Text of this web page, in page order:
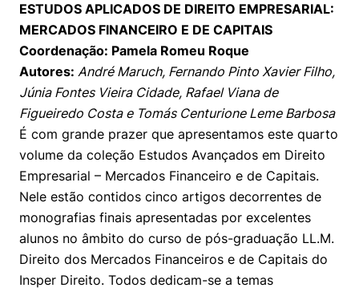
ESTUDOS APLICADOS DE DIREITO EMPRESARIAL:
MERCADOS FINANCEIRO E DE CAPITAIS
Coordenação: Pamela Romeu Roque
Autores: André Maruch, Fernando Pinto Xavier Filho,
Júnia Fontes Vieira Cidade, Rafael Viana de
Figueiredo Costa e Tomás Centurione Leme Barbosa
É com grande prazer que apresentamos este quarto
volume da coleção Estudos Avançados em Direito
Empresarial – Mercados Financeiro e de Capitais.
Nele estão contidos cinco artigos decorrentes de
monografias finais apresentadas por excelentes
alunos no âmbito do curso de pós-graduação LL.M.
Direito dos Mercados Financeiros e de Capitais do
Insper Direito. Todos dedicam-se a temas